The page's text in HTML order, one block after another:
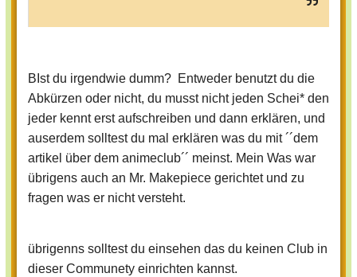
BIst du irgendwie dumm? Entweder benutzt du die
Abkürzen oder nicht, du musst nicht jeden Schei* den
jeder kennt erst aufschreiben und dann erklären, und
auserdem solltest du mal erklären was du mit ´´dem
artikel über dem animeclub´´ meinst. Mein Was war
übrigens auch an Mr. Makepiece gerichtet und zu
fragen was er nicht versteht.
übrigenns solltest du einsehen das du keinen Club in
dieser Communety einrichten kannst.